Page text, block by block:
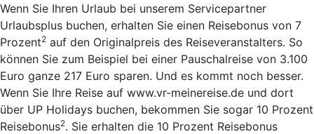
Wenn Sie Ihren Urlaub bei unserem Servicepartner
Urlaubsplus buchen, erhalten Sie einen Reisebonus von 7
Prozent2 auf den Originalpreis des Reiseveranstalters. So
können Sie zum Beispiel bei einer Pauschalreise von 3.100
Euro ganze 217 Euro sparen. Und es kommt noch besser.
Wenn Sie Ihre Reise auf www.vr-meinereise.de und dort
über UP Holidays buchen, bekommen Sie sogar 10 Prozent
Reisebonus2. Sie erhalten die 10 Prozent Reisebonus